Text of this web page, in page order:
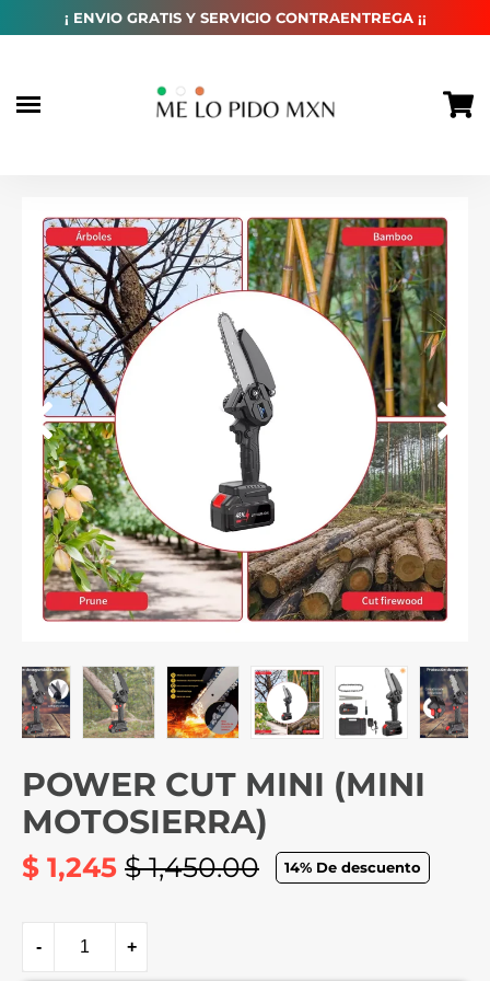
contenido
¡ ENVIO GRATIS Y SERVICIO CONTRAENTREGA ¡¡
habitual
POWER CUT MINI (MINI
MOTOSIERRA)
$ 1,245 $ 1,450.00
Precio
14% De descuento
+
-